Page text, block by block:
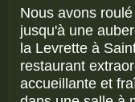
Nous avons
jusqu'à une
la Levrette à
restaurant
accueillante et